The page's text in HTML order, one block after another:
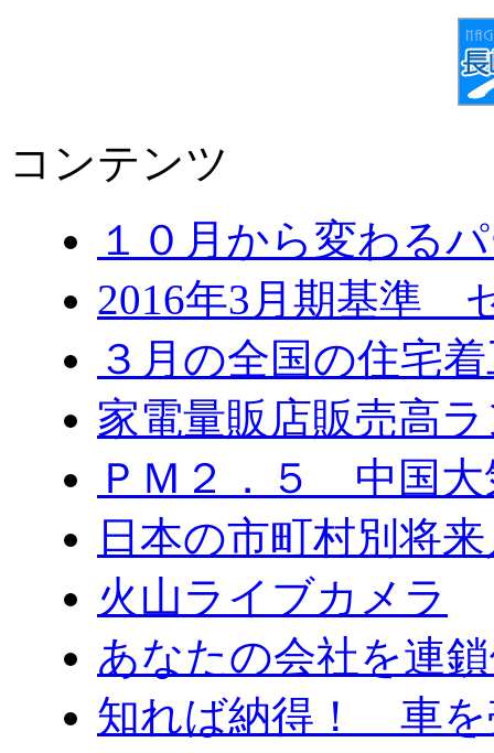
コンテンツ
１０月から変わ
2016年3月期基準
３月の全国の住宅
家電量販店販売高
ＰＭ２．５ 中国大
日本の市町村別将
火山ライブカメラ
あなたの会社を連
知れば納得！ 車を